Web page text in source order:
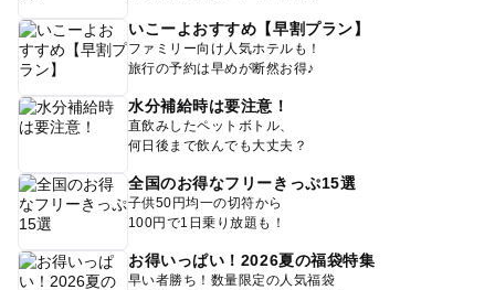
いこーよおすすめ【早割プラン】
ファミリー向け人気ホテルも！
旅行の予約は早めが断然お得♪
水分補給時は要注意！
直飲みしたペットボトル、
何日後まで飲んでも大丈夫？
全国のお得なフリーきっぷ15選
子供50円均一の切符から
100円で1日乗り放題も！
お得いっぱい！2026夏の福袋特集
早い者勝ち！数量限定の人気福袋